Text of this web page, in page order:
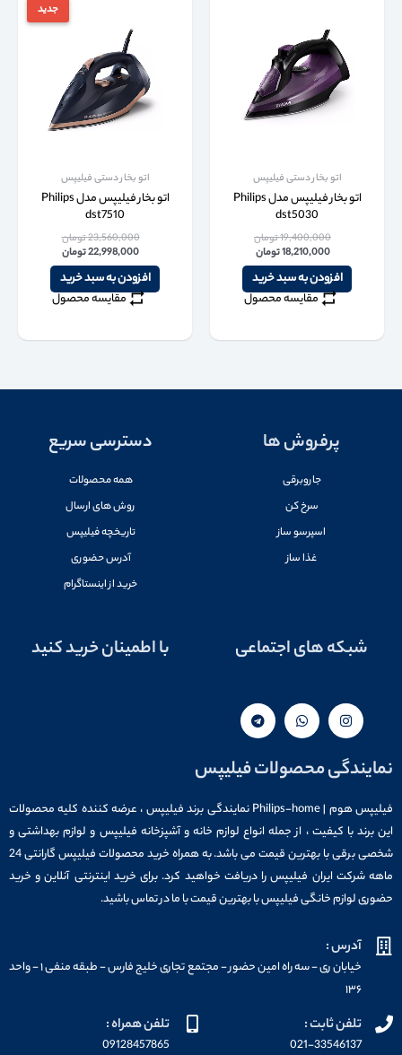
اتو بخار دستی فیلیپس
اتو بخار فیلیپس مدل Philips
dst5030
19,400,000تومان
18,210,000تومان
افزودن به سبد خرید
مقایسه محصول
جدید
اتو بخار دستی فیلیپس
اتو بخار فیلیپس مدل Philips
dst7510
23,560,000تومان
22,998,000تومان
افزودن به سبد خرید
مقایسه محصول
پرفروش ها
جاروبرقی
سرخ کن
اسپرسو ساز
غذا ساز
دسترسی سریع
همه محصولات
روش های ارسال
تاریخچه فیلیپس
آدرس حضوری
خرید از اینستاگرام
شبکه های اجتماعی با اطمینان خرید کنید
نمایندگی محصولات فیلیپس
فیلیپس هوم | Philips-home نمایندگی برند فیلیپس ، عرضه کننده کلیه محصولات
این برند با کیفیت ، از جمله انواع لوازم خانه و آشپزخانه فیلیپس و لوازم بهداشتی و
شخصی برقی با بهترین قیمت می باشد. به همراه خرید محصولات فیلیپس گارانتی 24
ماهه شرکت ایران فیلیپس را دریافت خواهید کرد. برای خرید اینترنتی آنلاین و خرید
حضوری لوازم خانگی فیلیپس با بهترین قیمت با ما در تماس باشید.
آدرس :
خیابان ری - سه راه امین حضور - مجتمع تجاری خلیج فارس - طبقه منفی ۱ - واحد
۱۳۶
تلفن ثابت :
021-33546137
تلفن همراه :
09128457865